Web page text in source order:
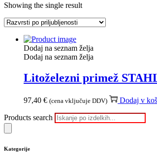
Showing the single result
Dodaj na seznam želja
Dodaj na seznam želja
Litoželezni primež
97,40 € (cena vključuje DDV) Dodaj v
Products search
Kategorije